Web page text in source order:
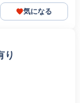
気になる
り